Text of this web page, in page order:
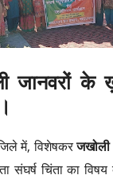
जानवरों के
में, विशेषकर
संघर्ष चिंता का